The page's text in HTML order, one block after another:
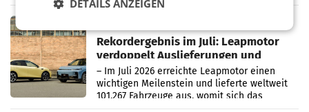
Bundeswettbewerbsbehörde und der
Rekordergebnis im Juli: Leapmotor
verdoppelt Auslieferungen und
überschreitet die 100.000er-Marke
– Im Juli 2026 erreichte Leapmotor einen
wichtigen Meilenstein und lieferte weltweit
101.267 Fahrzeuge aus, womit sich das
Ergebnis gegenüber Juli 2025 mehr als
DETAILS ANZEIGEN